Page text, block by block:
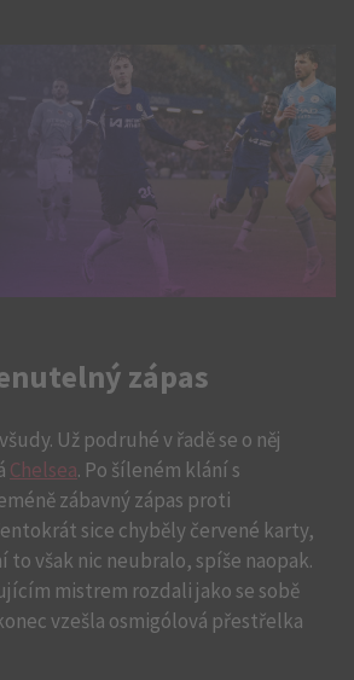
zápas
Už podruhé v řadě se o něj
Chelsea. Po šíleném klání s
zábavný zápas proti
sice chyběly červené karty,
však nic neubralo, spíše naopak.
mistrem rozdali jako se sobě
vzešla osmigólová přestřelka